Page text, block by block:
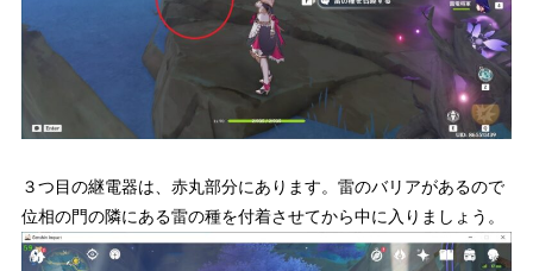
３つ目の継電器は、赤丸部分にあります。雷のバリアがあるので
位相の門の隣にある雷の種を付着させてから中に入りましょう。